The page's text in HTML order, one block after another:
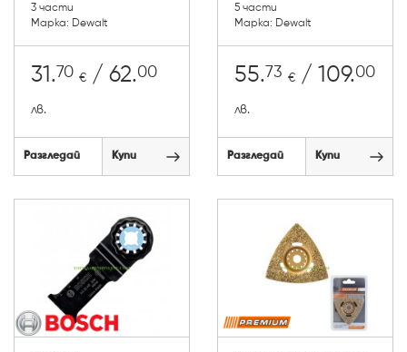
3 части
Марка: Dewalt
31.70 € / 62.00
лв.
Разгледай Купи
5 части
Марка: Dewalt
55.73 € / 109.00
лв.
Разгледай Купи